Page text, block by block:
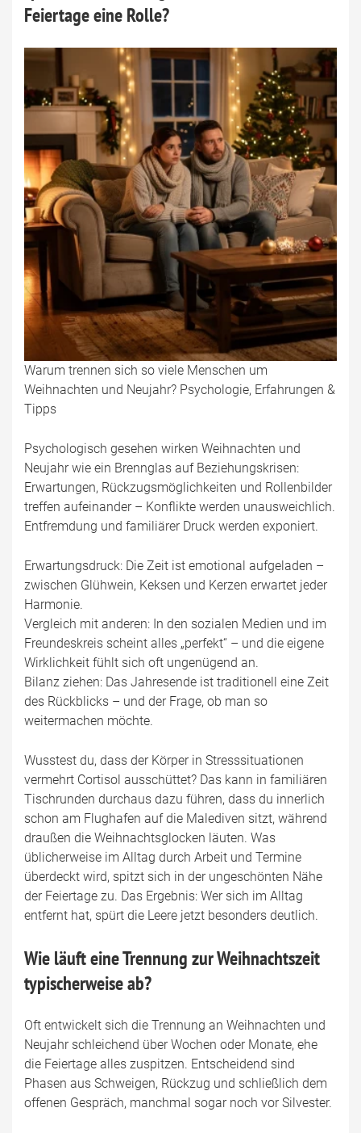
Feiertage eine Rolle?
Warum trennen sich so viele Menschen um
Weihnachten und Neujahr? Psychologie, Erfahrungen &
Tipps
Psychologisch gesehen wirken Weihnachten und
Neujahr wie ein Brennglas auf Beziehungskrisen:
Erwartungen, Rückzugsmöglichkeiten und Rollenbilder
treffen aufeinander – Konflikte werden unausweichlich.
Entfremdung und familiärer Druck werden exponiert.
Erwartungsdruck: Die Zeit ist emotional aufgeladen –
zwischen Glühwein, Keksen und Kerzen erwartet jeder
Harmonie.
Vergleich mit anderen: In den sozialen Medien und im
Freundeskreis scheint alles „perfekt“ – und die eigene
Wirklichkeit fühlt sich oft ungenügend an.
Bilanz ziehen: Das Jahresende ist traditionell eine Zeit
des Rückblicks – und der Frage, ob man so
weitermachen möchte.
Wusstest du, dass der Körper in Stresssituationen
vermehrt Cortisol ausschüttet? Das kann in familiären
Tischrunden durchaus dazu führen, dass du innerlich
schon am Flughafen auf die Malediven sitzt, während
draußen die Weihnachtsglocken läuten. Was
üblicherweise im Alltag durch Arbeit und Termine
überdeckt wird, spitzt sich in der ungeschönten Nähe
der Feiertage zu. Das Ergebnis: Wer sich im Alltag
entfernt hat, spürt die Leere jetzt besonders deutlich.
Wie läuft eine Trennung zur Weihnachtszeit
typischerweise ab?
Oft entwickelt sich die Trennung an Weihnachten und
Neujahr schleichend über Wochen oder Monate, ehe
die Feiertage alles zuspitzen. Entscheidend sind
Phasen aus Schweigen, Rückzug und schließlich dem
offenen Gespräch, manchmal sogar noch vor Silvester.